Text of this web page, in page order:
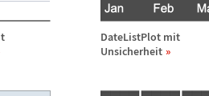
DateListPlot mit
Unsicherheit